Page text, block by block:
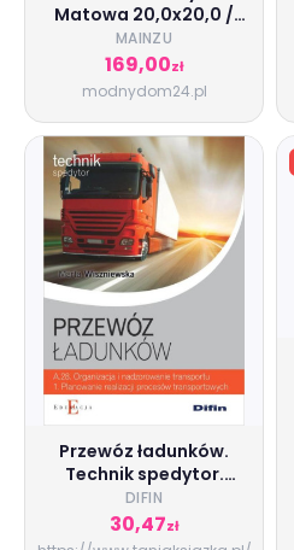
Matowa 20,0x20,0 /
Płytka Gresowa / GAT 1
MAINZU
169,00zł
modnydom24.pl
Przewóz ładunków.
Technik spedytor.
Kwalifikacja A.28.1.
Organizacja i
nadzorowanie
DIFIN
30,47zł